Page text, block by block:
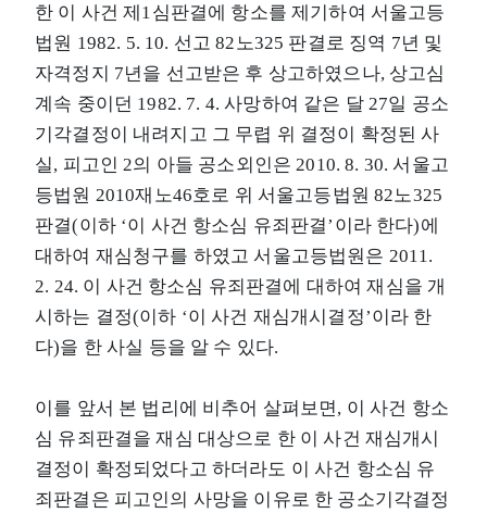
한 이 사건 제1심판결에 항소를 제기하여 서울고등
법원 1982. 5. 10. 선고 82노325 판결로 징역 7년 및
자격정지 7년을 선고받은 후 상고하였으나, 상고심
계속 중이던 1982. 7. 4. 사망하여 같은 달 27일 공소
기각결정이 내려지고 그 무렵 위 결정이 확정된 사
실, 피고인 2의 아들 공소외인은 2010. 8. 30. 서울고
등법원 2010재노46호로 위 서울고등법원 82노325
판결(이하 ‘이 사건 항소심 유죄판결’이라 한다)에
대하여 재심청구를 하였고 서울고등법원은 2011.
2. 24. 이 사건 항소심 유죄판결에 대하여 재심을 개
시하는 결정(이하 ‘이 사건 재심개시결정’이라 한
다)을 한 사실 등을 알 수 있다.
이를 앞서 본 법리에 비추어 살펴보면, 이 사건 항소
심 유죄판결을 재심 대상으로 한 이 사건 재심개시
결정이 확정되었다고 하더라도 이 사건 항소심 유
죄판결은 피고인의 사망을 이유로 한 공소기각결정